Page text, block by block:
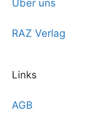
Über uns
RAZ Verlag
Links
AGB